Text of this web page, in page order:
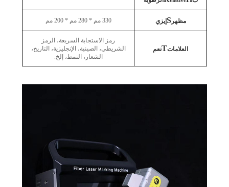
مظهرSإيزي 330 مم * 280 مم * 200 مم
العلاماتTنعم
رمز الاستجابة السريعة، الرمز
الشريطي، الصينية، الإنجليزية، التاريخ،
الشعار، النمط، إلخ.